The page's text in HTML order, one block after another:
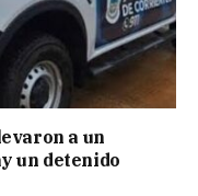
a un
un detenido